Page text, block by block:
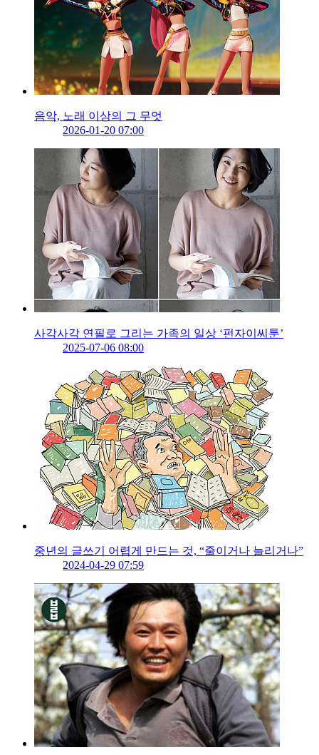
음악, 노래 이상의 그 무엇
2026-01-20 07:00
사각사각 연필로 그리는 가족의 일상 ‘펀자이씨툰’
2025-07-06 08:00
중년의 글쓰기 어렵게 만드는 것, “줄이거나 늘리거나”
2024-04-29 07:59